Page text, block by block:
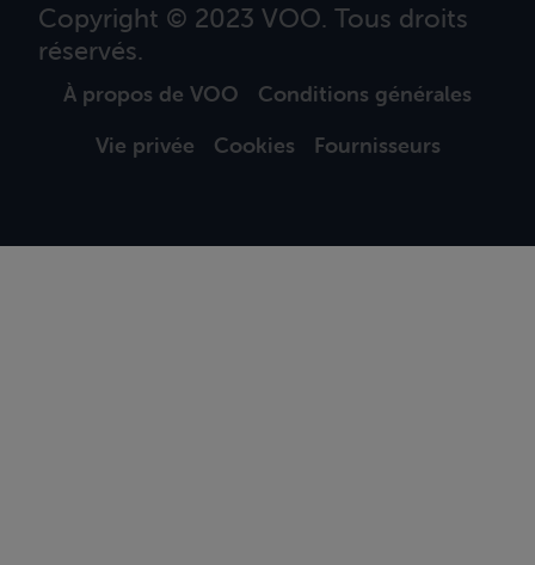
Copyright © 2023 VOO. Tous droits
réservés.
À propos de VOO
Conditions générales
Vie privée
Cookies Fournisseurs